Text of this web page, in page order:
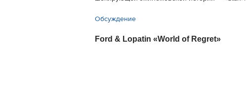
Обсуждение
Ford & Lopatin «World of Regret»